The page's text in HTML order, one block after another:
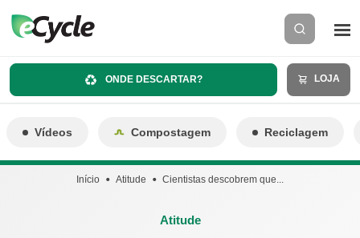
ONDE DESCARTAR? LOJA
Vídeos Compostagem Reciclagem
Início Atitude Cientistas descobrem que...
Atitude